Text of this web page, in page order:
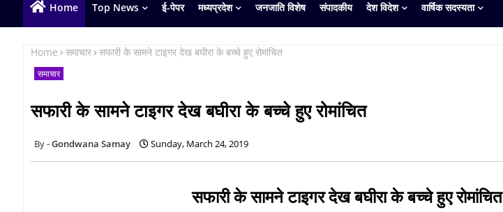
Home Top News ई-पेपर मध्यप्रदेश जनजाति विशेष संपादकीय देश विदेश वार्षिक सदस्यता
Home समाचार सफारी के सामने टाइगर देख बघीरा के बच्चे हुए रोमांचित
समाचार
सफारी के सामने टाइगर देख बघीरा के बच्चे हुए रोमांचित
Gondwana Samay Sunday, March 24, 2019
सफारी के सामने टाइगर देख बघीरा के बच्चे हुए रोमांचित